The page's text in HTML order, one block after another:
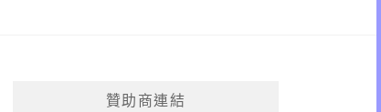
贊助商連結